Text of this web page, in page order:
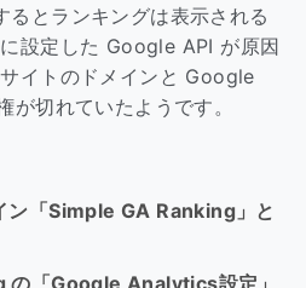
とランキングは表示される
設定した Google API が原因
イトのドメインと Google
切れていたようです。
「Simple GA Ranking」と
「Google Analytics設定」